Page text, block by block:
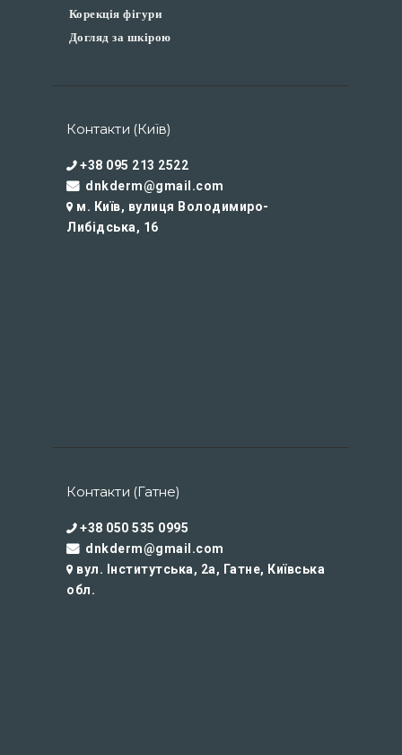
Корекція фігури
Догляд за шкірою
Контакти (Київ)
+38 095 213 2522
dnkderm@gmail.com
м. Київ, вулиця Володимиро-
Либідська, 16
Контакти (Гатне)
+38 050 535 0995
dnkderm@gmail.com
вул. Інститутська, 2а, Гатне, Київська
обл.